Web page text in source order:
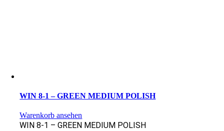
WIN 8-1 – GREEN MEDIUM POLISH
Warenkorb ansehen
WIN 8-1 – GREEN MEDIUM POLISH